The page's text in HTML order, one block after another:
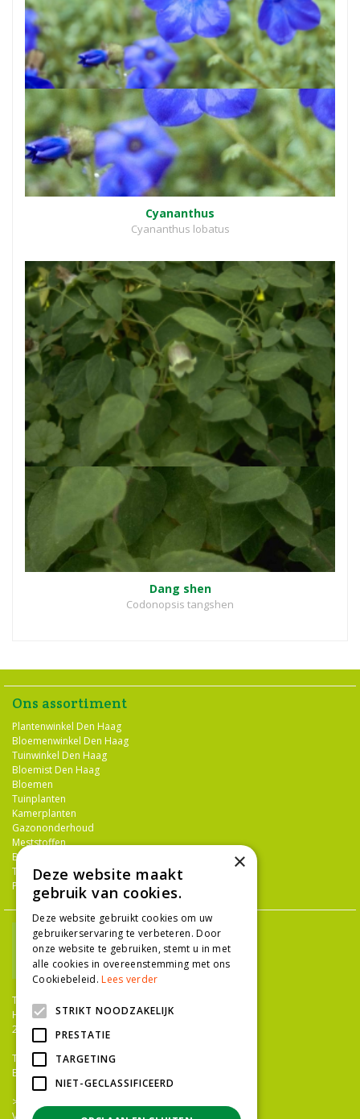
Cyananthus
Cyananthus lobatus
Dang shen
Codonopsis tangshen
Ons assortiment
Plantenwinkel Den Haag
Bloemenwinkel Den Haag
Tuinwinkel Den Haag
Bloemist Den Haag
Bloemen
Tuinplanten
Kamerplanten
Gazononderhoud
Meststoffen
Bestrijdingsmiddelen
Tuingereedschap
Potterie
TUINCENTRUM NIEUW-HANENBURG
Hanenburglaan 266
2565 HC Den Haag
T.
070 36 052 92
E.
>>
×
Deze website maakt
gebruik van cookies.
Deze website gebruikt cookies om uw
gebruikerservaring te verbeteren. Door
onze website te gebruiken, stemt u in met
alle cookies in overeenstemming met ons
Cookiebeleid.Lees verder
STRIKT NOODZAKELIJK
PRESTATIE
TARGETING
NIET-GECLASSIFICEERD